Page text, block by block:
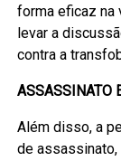
forma eficaz na
levar a
contra a
ASSASSINATO
Além disso, a
de